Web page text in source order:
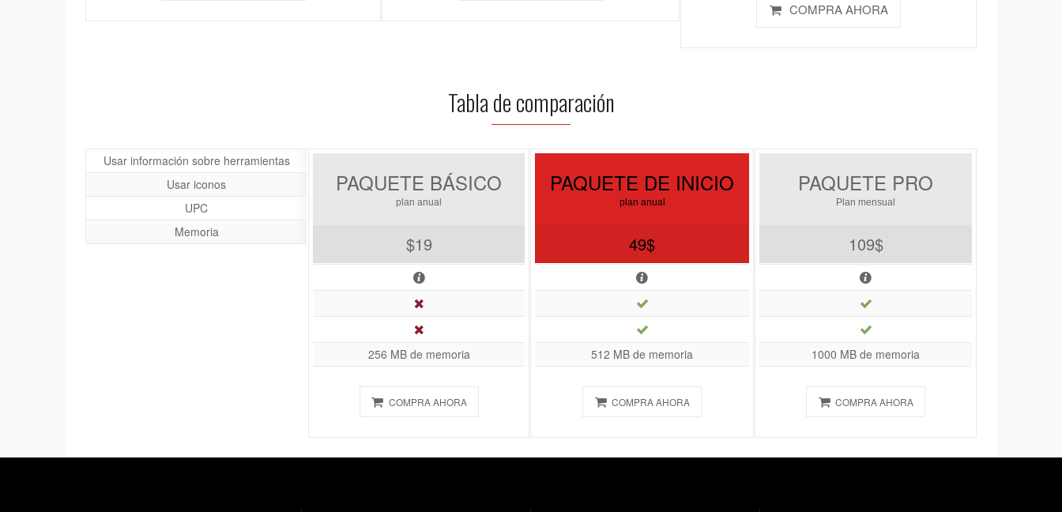
COMPRA AHORA
Tabla de comparación
Usar información sobre herramientas
Usar iconos
UPC
Memoria
PAQUETE BÁSICO
plan anual
$19
256 MB de memoria
COMPRA AHORA
PAQUETE DE INICIO
plan anual
49$
512 MB de memoria
COMPRA AHORA
PAQUETE PRO
Plan mensual
109$
1000 MB de memoria
COMPRA AHORA